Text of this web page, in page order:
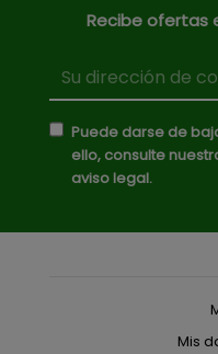
Recibe ofertas
Puede darse de
ello, consulte
aviso legal.
Mis